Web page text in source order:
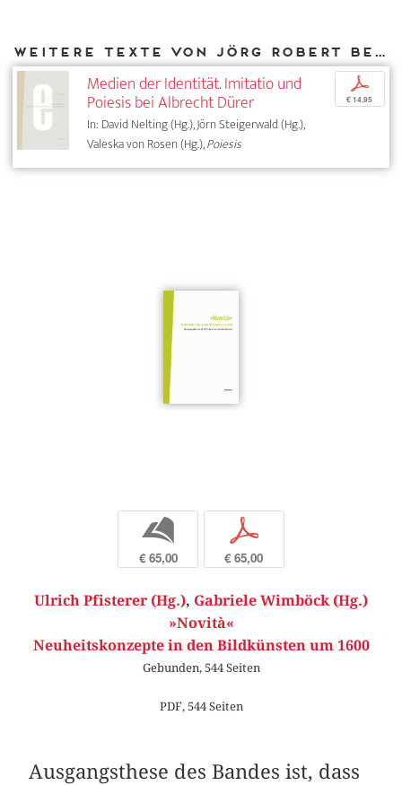
Weitere Texte von Jörg Robert bei DIAPHANES
Medien der Identität. Imitatio und
Poiesis bei Albrecht Dürer
In: David Nelting (Hg.), Jörn Steigerwald (Hg.),
Valeska von Rosen (Hg.),Poiesis
p
€ 14,95
b
€ 65,00
p
€ 65,00
Ulrich Pfisterer (Hg.), Gabriele Wimböck (Hg.)
»Novità«
Neuheitskonzepte in den Bildkünsten um 1600
Gebunden, 544 Seiten
PDF, 544 Seiten
Ausgangsthese des Bandes ist, dass